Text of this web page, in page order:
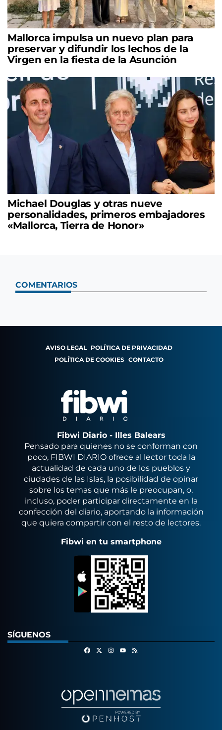
Mallorca impulsa un nuevo plan para
preservar y difundir los lechos de la
Virgen en la fiesta de la Asunción
Michael Douglas y otras nueve
personalidades, primeros embajadores
«Mallorca, Tierra de Honor»
COMENTARIOS
AVISO LEGAL POLÍTICA DE PRIVACIDAD
POLÍTICA DE COOKIES CONTACTO
Fibwi Diario - Illes Balears
Pensado para quienes no se conforman con
poco, FIBWI DIARIO ofrece al lector toda la
actualidad de cada uno de los pueblos y
ciudades de las Islas, la posibilidad de opinar
sobre los temas que más le preocupan, o,
incluso, poder participar directamente en la
confección del diario, aportando la información
que quiera compartir con el resto de lectores.
Fibwi en tu smartphone
SÍGUENOS
FacebookInstagram